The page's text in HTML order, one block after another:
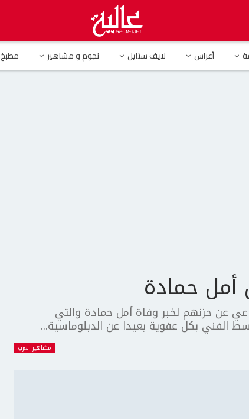
أعراس لايف ستايل نجوم و مشاهير مطبخ
حمادة
عن حزنهم لخبر وفاة أمل حمادة والتي
الفني بكل عفوية بعيدا عن الدبلوماسية...
مشاهير العرب